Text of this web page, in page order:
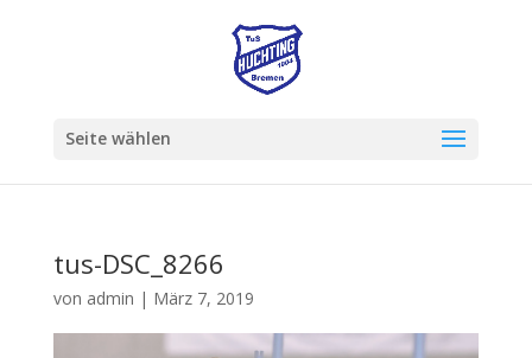
Seite wählen
tus-DSC_8266
von admin | März 7, 2019